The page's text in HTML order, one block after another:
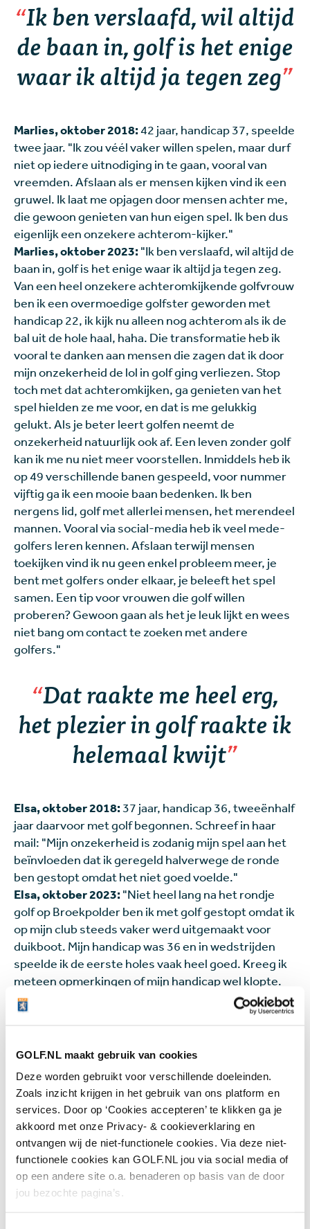
GOLF.NL maakt gebruik van cookies
Deze worden gebruikt voor verschillende doeleinden.
Zoals inzicht krijgen in het gebruik van ons platform en
services. Door op ‘Cookies accepteren’ te klikken ga je
akkoord met onze Privacy- & cookieverklaring en
ontvangen wij de niet-functionele cookies. Via deze niet-
functionele cookies kan GOLF.NL jou via social media of
op een andere site o.a. benaderen op basis van de door
jou bezochte pagina’s.
Ik ben verslaafd, wil altijd
de baan in, golf is het enige
waar ik altijd ja tegen zeg
Marlies, oktober 2018:42 jaar, handicap 37, speelde
twee jaar. "Ik zou véél vaker willen spelen, maar durf
niet op iedere uitnodiging in te gaan, vooral van
vreemden. Afslaan als er mensen kijken vind ik een
gruwel. Ik laat me opjagen door mensen achter me,
die gewoon genieten van hun eigen spel. Ik ben dus
eigenlijk een onzekere achterom-kijker."
Marlies, oktober 2023: "Ik ben verslaafd, wil altijd de
baan in, golf is het enige waar ik altijd ja tegen zeg.
Van een heel onzekere achteromkijkende golfvrouw
ben ik een overmoedige golfster geworden met
handicap 22, ik kijk nu alleen nog achterom als ik de
bal uit de hole haal, haha. Die transformatie heb ik
vooral te danken aan mensen die zagen dat ik door
mijn onzekerheid de lol in golf ging verliezen. Stop
toch met dat achteromkijken, ga genieten van het
spel hielden ze me voor, en dat is me gelukkig
gelukt. Als je beter leert golfen neemt de
onzekerheid natuurlijk ook af. Een leven zonder golf
kan ik me nu niet meer voorstellen. Inmiddels heb ik
op 49 verschillende banen gespeeld, voor nummer
vijftig ga ik een mooie baan bedenken. Ik ben
nergens lid, golf met allerlei mensen, het merendeel
mannen. Vooral via social-media heb ik veel mede-
golfers leren kennen. Afslaan terwijl mensen
toekijken vind ik nu geen enkel probleem meer, je
bent met golfers onder elkaar, je beleeft het spel
samen. Een tip voor vrouwen die golf willen
proberen? Gewoon gaan als het je leuk lijkt en wees
niet bang om contact te zoeken met andere
golfers."
Dat raakte me heel erg,
het plezier in golf raakte ik
helemaal kwijt
Elsa, oktober 2018:37 jaar, handicap 36, tweeënhalf
jaar daarvoor met golf begonnen. Schreef in haar
mail: "Mijn onzekerheid is zodanig mijn spel aan het
beïnvloeden dat ik geregeld halverwege de ronde
ben gestopt omdat het niet goed voelde."
Elsa, oktober 2023: "Niet heel lang na het rondje
golf op Broekpolder ben ik met golf gestopt omdat ik
op mijn club steeds vaker werd uitgemaakt voor
duikboot. Mijn handicap was 36 en in wedstrijden
speelde ik de eerste holes vaak heel goed. Kreeg ik
meteen opmerkingen of mijn handicap wel klopte.
Geloof me, reageerde ik dan, het gaat straks echt
een stuk slechter. Dat werd een self-fulfilling
steeds in, ik zat mezelf enorm in de weg. Die
maar kennelijk stond ik op de club toch te boek als
een duikboot. Bij een wedstrijd zei een flightgenoot
op de eerste tee: 'dus jij bent die duikboot'. Dat
raakte me heel erg, het plezier in golf raakte ik
helemaal kwijt.
Ik heb jaren geen club aangeraakt, maar heel